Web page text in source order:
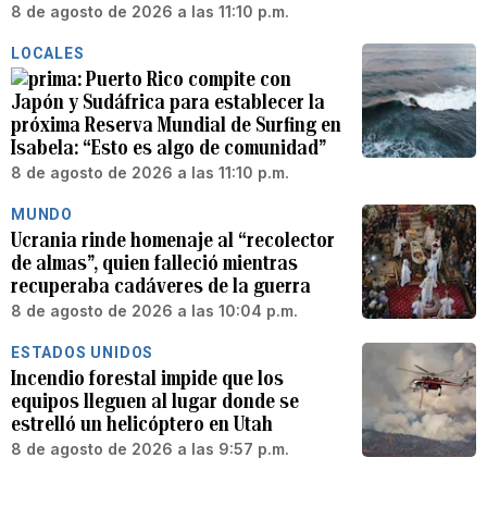
8 de agosto de 2026 a las 11:10 p.m.
LOCALES
Puerto Rico compite con
Japón y Sudáfrica para establecer la
próxima Reserva Mundial de Surfing en
Isabela: “Esto es algo de comunidad”
8 de agosto de 2026 a las 11:10 p.m.
MUNDO
Ucrania rinde homenaje al “recolector
de almas”, quien falleció mientras
recuperaba cadáveres de la guerra
8 de agosto de 2026 a las 10:04 p.m.
ESTADOS UNIDOS
Incendio forestal impide que los
equipos lleguen al lugar donde se
estrelló un helicóptero en Utah
8 de agosto de 2026 a las 9:57 p.m.